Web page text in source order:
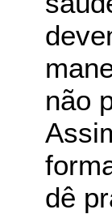
não
dê